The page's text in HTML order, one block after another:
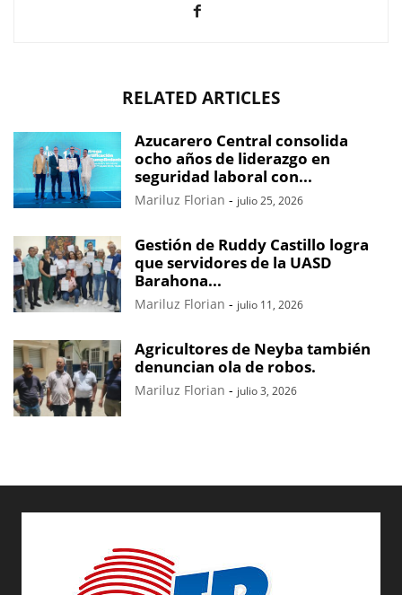
RELATED ARTICLES
Azucarero Central consolida
ocho años de liderazgo en
seguridad laboral con...
Mariluz Florian - julio 25, 2026
Gestión de Ruddy Castillo logra
que servidores de la UASD
Barahona...
Mariluz Florian - julio 11, 2026
Agricultores de Neyba también
denuncian ola de robos.
Mariluz Florian - julio 3, 2026